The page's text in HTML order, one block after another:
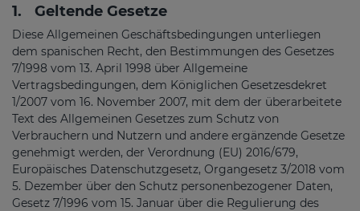
1. Geltende Gesetze
Diese Allgemeinen Geschäftsbedingungen unterliegen
dem spanischen Recht, den Bestimmungen des Gesetzes
7/1998 vom 13. April 1998 über Allgemeine
Vertragsbedingungen, dem Königlichen Gesetzesdekret
1/2007 vom 16. November 2007, mit dem der überarbeitete
Text des Allgemeinen Gesetzes zum Schutz von
Verbrauchern und Nutzern und andere ergänzende Gesetze
genehmigt werden, der Verordnung (EU) 2016/679,
Europäisches Datenschutzgesetz, Organgesetz 3/2018 vom
5. Dezember über den Schutz personenbezogener Daten,
Gesetz 7/1996 vom 15. Januar über die Regulierung des